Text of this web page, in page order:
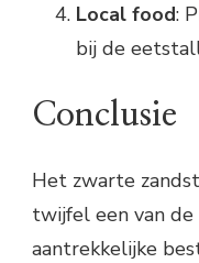
Local food:
bij de
Conclusie
Het zwarte
twijfel een van
aantrekkelijke